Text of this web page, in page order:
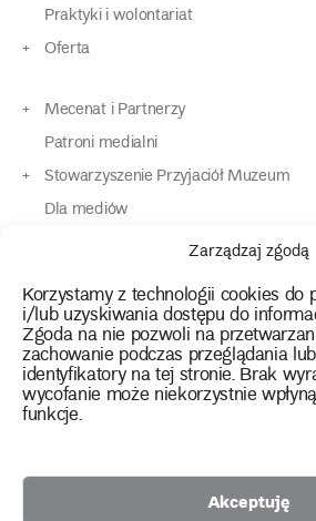
Zarządzaj zgodą
Korzystamy z technologii cookies do
i/lub uzyskiwania dostępu do
Zgoda na nie pozwoli na
zachowanie podczas przeglądania
identyfikatory na tej stronie. Brak
wycofanie może niekorzystnie
funkcje.
Akceptuję
Praktyki i wolontariat
Oferta
Mecenat i Partnerzy
Patroni medialni
Stowarzyszenie Przyjaciół Muzeum
Dla mediów
Dla osób o specjalnych potrzebach
Kontakt
instagram
twitterfacebookyoutube
tiktok
Polityka prywatności